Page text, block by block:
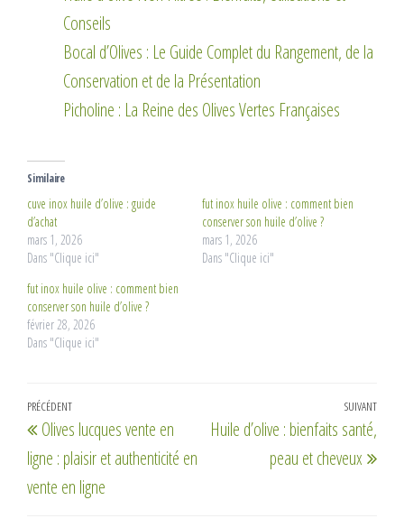
Conseils
Bocal d’Olives : Le Guide Complet du Rangement, de la
Conservation et de la Présentation
Picholine : La Reine des Olives Vertes Françaises
Similaire
cuve inox huile d’olive : guide
d’achat
mars 1, 2026
Dans "Clique ici"
fut inox huile olive : comment bien
conserver son huile d’olive ?
mars 1, 2026
Dans "Clique ici"
fut inox huile olive : comment bien
conserver son huile d’olive ?
février 28, 2026
Dans "Clique ici"
Navigation
de
l’article
Article
précédent
PRÉCÉDENT
Olives lucques vente en
ligne​ : plaisir et authenticité en
vente en ligne
SUIVANT
Huile d’olive : bienfaits santé,
peau et cheveux